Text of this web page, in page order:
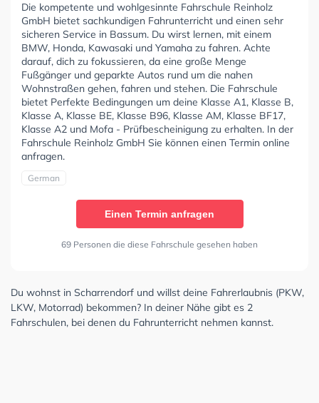
Die kompetente und wohlgesinnte Fahrschule Reinholz
GmbH bietet sachkundigen Fahrunterricht und einen sehr
sicheren Service in Bassum. Du wirst lernen, mit einem
BMW, Honda, Kawasaki und Yamaha zu fahren. Achte
darauf, dich zu fokussieren, da eine große Menge
Fußgänger und geparkte Autos rund um die nahen
Wohnstraßen gehen, fahren und stehen. Die Fahrschule
bietet Perfekte Bedingungen um deine Klasse A1, Klasse B,
Klasse A, Klasse BE, Klasse B96, Klasse AM, Klasse BF17,
Klasse A2 und Mofa - Prüfbescheinigung zu erhalten. In der
Fahrschule Reinholz GmbH Sie können einen Termin online
anfragen.
German
Einen Termin anfragen
69 Personen die diese Fahrschule gesehen haben
Du wohnst in Scharrendorf und willst deine Fahrerlaubnis (PKW,
LKW, Motorrad) bekommen? In deiner Nähe gibt es 2
Fahrschulen, bei denen du Fahrunterricht nehmen kannst.